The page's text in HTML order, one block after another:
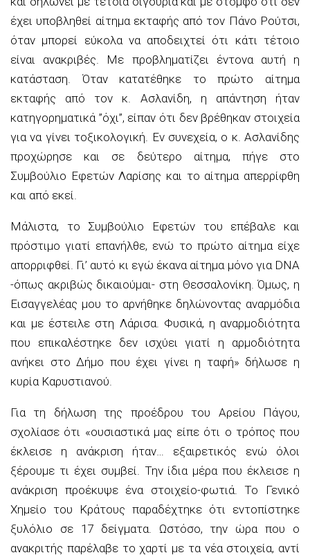
έχει υποβληθεί αίτημα εκταφής από τον Πάνο Ρούτσι,
όταν μπορεί εύκολα να αποδειχτεί ότι κάτι τέτοιο
είναι ανακριβές. Με προβληματίζει έντονα αυτή η
κατάσταση. Όταν κατατέθηκε το πρώτο αίτημα
εκταφής από τον κ. Ασλανίδη, η απάντηση ήταν
κατηγορηματικά ”όχι”, είπαν ότι δεν βρέθηκαν στοιχεία
για να γίνει τοξικολογική. Εν συνεχεία, ο κ. Ασλανίδης
προχώρησε και σε δεύτερο αίτημα, πήγε στο
Συμβούλιο Εφετών Λαρίσης και το αίτημα απερρίφθη
και από εκεί.
Μάλιστα, το Συμβούλιο Εφετών του επέβαλε και
πρόστιμο γιατί επανήλθε, ενώ το πρώτο αίτημα είχε
απορριφθεί. Γι’ αυτό κι εγώ έκανα αίτημα μόνο για DNA
-όπως ακριβώς δικαιούμαι- στη Θεσσαλονίκη. Όμως, η
Εισαγγελέας μου το αρνήθηκε δηλώνοντας αναρμόδια
και με έστειλε στη Λάρισα. Φυσικά, η αναρμοδιότητα
που επικαλέστηκε δεν ισχύει γιατί η αρμοδιότητα
ανήκει στο Δήμο που έχει γίνει η ταφή» δήλωσε η
κυρία Καρυστιανού.
Για τη δήλωση της προέδρου του Αρείου Πάγου,
σχολίασε ότι «ουσιαστικά μας είπε ότι ο τρόπος που
έκλεισε η ανάκριση ήταν… εξαιρετικός ενώ όλοι
ξέρουμε τι έχει συμβεί. Την ίδια μέρα που έκλεισε η
ανάκριση προέκυψε ένα στοιχείο-φωτιά. Το Γενικό
Χημείο του Κράτους παραδέχτηκε ότι εντοπίστηκε
ξυλόλιο σε 17 δείγματα. Ωστόσο, την ώρα που ο
ανακριτής παρέλαβε το χαρτί με τα νέα στοιχεία, αντί